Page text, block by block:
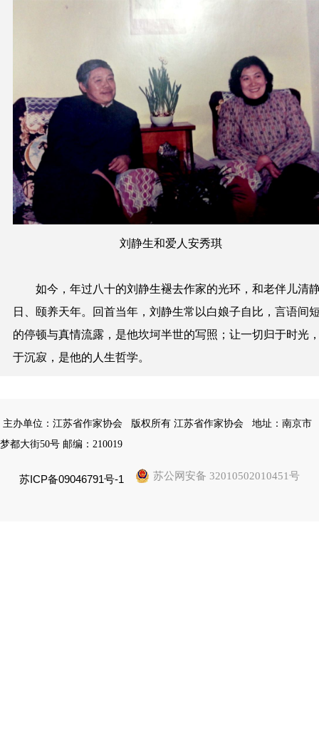
刘静生和爱人安秀琪
如今，年过八十的刘静生褪去作家的光环，和老伴儿清
日、颐养天年。回首当年，刘静生常以白娘子自比，言语间
的停顿与真情流露，是他坎坷半世的写照；让一切归于时光
于沉寂，是他的人生哲学。
主办单位：江苏省作家协会 版权所有 江苏省作家协会
地址：南京市
梦都大街50号 邮编：210019
苏ICP备09046791号-1 苏公网安备 32010502010451号